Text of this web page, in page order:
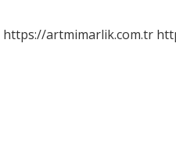
https://artmimarlik.com.tr